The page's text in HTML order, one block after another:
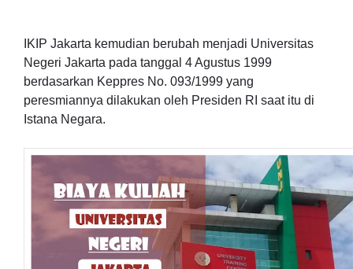
IKIP Jakarta kemudian berubah menjadi Universitas
Negeri Jakarta pada tanggal 4 Agustus 1999
berdasarkan Keppres No. 093/1999 yang
peresmiannya dilakukan oleh Presiden RI saat itu di
Istana Negara.